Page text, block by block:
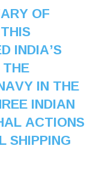
OF
INDIA’S
IN THE
INDIAN
ACTIONS
SHIPPING